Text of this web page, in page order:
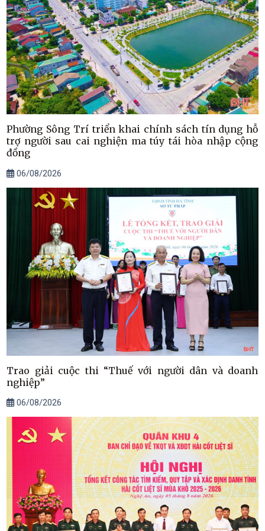
Phường Sông Trí triển khai chính sách tín dụng hỗ
trợ người sau cai nghiện ma túy tái hòa nhập cộng
đồng
06/08/2026
Trao giải cuộc thi “Thuế với người dân và doanh
nghiệp”
06/08/2026